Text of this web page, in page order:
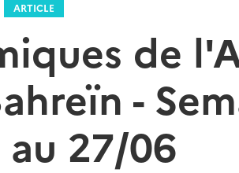
ARTICLE
de
-
27/06